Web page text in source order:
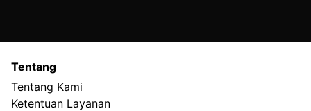
Tentang
Tentang Kami
Ketentuan Layanan